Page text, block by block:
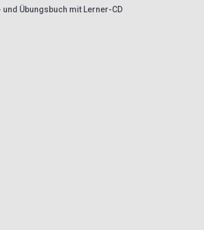
Übungsbuch mit Lerner-CD